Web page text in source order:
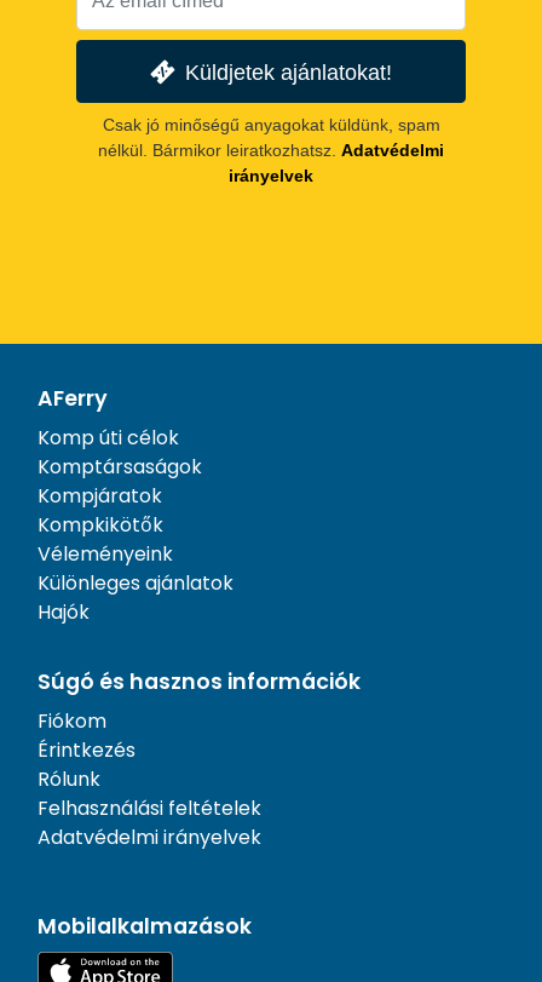
Küldjetek ajánlatokat!
Csak jó minőségű anyagokat küldünk, spam
nélkül. Bármikor leiratkozhatsz. Adatvédelmi
irányelvek
AFerry
Komp úti célok
Komptársaságok
Kompjáratok
Kompkikötők
Véleményeink
Különleges ajánlatok
Hajók
Súgó és hasznos információk
Fiókom
Érintkezés
Rólunk
Felhasználási feltételek
Adatvédelmi irányelvek
Mobilalkalmazások